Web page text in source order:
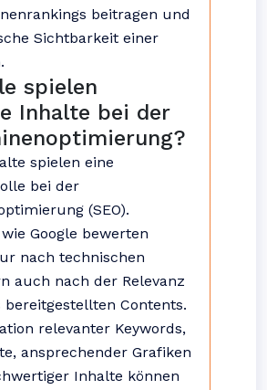
beitragen und
Sichtbarkeit einer
spielen
Inhalte bei der
spielen eine
bei der
(SEO).
Google bewerten
nach technischen
auch nach der Relevanz
Contents.
relevanter Keywords,
ansprechender Grafiken
Inhalte können